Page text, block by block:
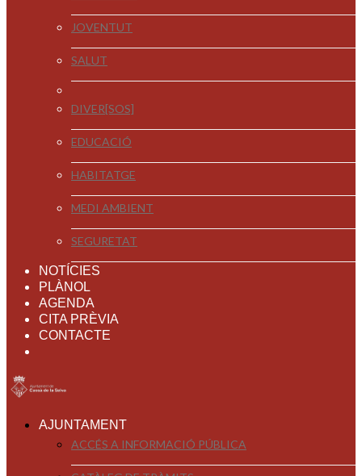
JOVENTUT
SALUT
DIVER[SOS]
EDUCACIÓ
HABITATGE
MEDI AMBIENT
SEGURETAT
NOTÍCIES
PLÀNOL
AGENDA
CITA PRÈVIA
CONTACTE
AJUNTAMENT
ACCÉS A INFORMACIÓ PÚBLICA